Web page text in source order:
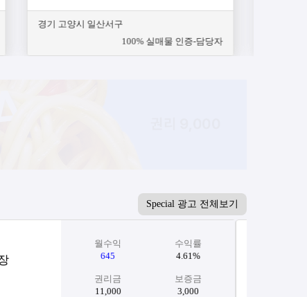
경기 부천시
100% 실매물 인증-담당자 직접확인
Special 광고 전체보기
월수익
660
수익률
4.13%
권리금
12,000
보증금
4,000